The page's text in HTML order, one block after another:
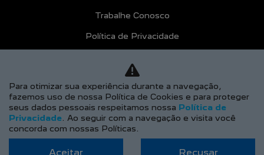
Trabalhe Conosco
Política de Privacidade
AGENDE UM TEST DRIVE
Desacelere. Seu bem maior é a vida.
Para otimizar sua experiência durante a navegação,
fazemos uso de nossa Política de Cookies e para proteger
seus dados pessoais respeitamos nossa Política de
Privacidade . Ao seguir com a navegação e visita você
concorda com nossas Políticas.
Aceitar Recusar